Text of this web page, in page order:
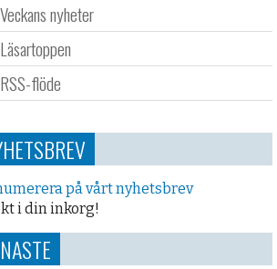
Veckans nyheter
Läsartoppen
RSS-flöde
på vårt nyhetsbrev
i din inkorg!